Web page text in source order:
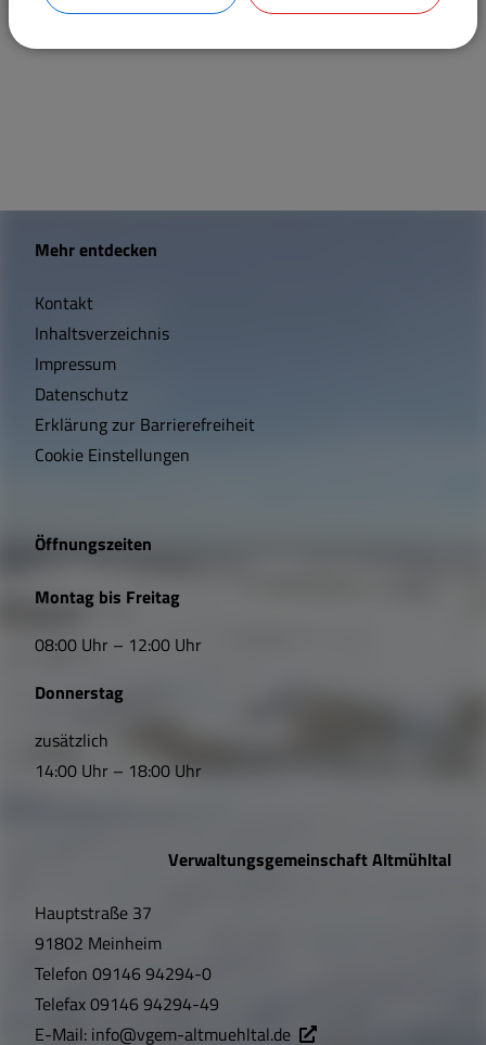
W
c
h
t
i
e
L
n
k
s
f
n
u
Mehr entdecken
Kontakt
Inhaltsverzeichnis
Impressum
Datenschutz
Erklärung zur Barrierefreiheit
Cookie Einstellungen
Öffnungszeiten
Montag bis Freitag
08:00 Uhr – 12:00 Uhr
Donnerstag
zusätzlich
14:00 Uhr – 18:00 Uhr
Verwaltungsgemeinschaft Altmühltal
Hauptstraße 37
91802 Meinheim
Telefon 09146 94294-0
Telefax09146 94294-49
E-Mail: info@vgem-altmuehltal.de